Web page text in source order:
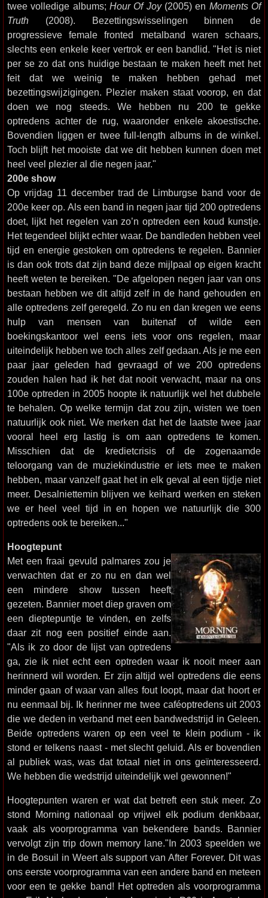
twee volledige albums; Hour Of Joy(2005) en Moments Of
Truth (2008). Bezettingswisselingen binnen de
progressieve female fronted metalband waren schaars,
slechts een enkele keer vertrok er een bandlid. "Het is niet
per se zo dat ons huidige bestaan te maken heeft met het
feit dat we weinig te maken hebben gehad met
bezettingswijzigingen. Plezier maken staat voorop, en dat
doen we nog steeds. We hebben nu 200 te gekke
optredens achter de rug, waaronder enkele akoestische.
Bovendien liggen er twee full-length albums in de winkel.
Toch blijft het mooiste dat we dit hebben kunnen doen met
heel veel plezier al die negen jaar."
200e show
Op vrijdag 11 december trad de Limburgse band voor de
200e keer op. Als een band in negen jaar tijd 200 optredens
doet, lijkt het regelen van zo’n optreden een koud kunstje.
Het tegendeel blijkt echter waar. De bandleden hebben veel
tijd en energie gestoken om optredens te regelen. Bannier
is dan ook trots dat zijn band deze mijlpaal op eigen kracht
heeft weten te bereiken. "De afgelopen negen jaar van ons
bestaan hebben we dit altijd zelf in de hand gehouden en
alle optredens zelf geregeld. Zo nu en dan kregen we eens
hulp van mensen van buitenaf of wilde een
boekingskantoor wel eens iets voor ons regelen, maar
uiteindelijk hebben we toch alles zelf gedaan. Als je me een
paar jaar geleden had gevraagd of we 200 optredens
zouden halen had ik het dat nooit verwacht, maar na ons
100e optreden in 2005 hoopte ik natuurlijk wel het dubbele
te behalen. Op welke termijn dat zou zijn, wisten we toen
natuurlijk ook niet. We merken dat het de laatste twee jaar
vooral heel erg lastig is om aan optredens te komen.
Misschien dat de kredietcrisis of de zogenaamde
teloorgang van de muziekindustrie er iets mee te maken
hebben, maar vanzelf gaat het in elk geval al een tijdje niet
meer. Desalniettemin blijven we keihard werken en steken
we er heel veel tijd in en hopen we natuurlijk die 300
optredens ook te bereiken..."
Hoogtepunt
Met een fraai gevuld palmares zou je
verwachten dat er zo nu en dan wel
een mindere show tussen heeft
gezeten. Bannier moet diep graven om
een dieptepuntje te vinden, en zelfs
daar zit nog een positief einde aan.
"Als ik zo door de lijst van optredens
ga, zie ik niet echt een optreden waar ik nooit meer aan
herinnerd wil worden. Er zijn altijd wel optredens die eens
minder gaan of waar van alles fout loopt, maar dat hoort er
nu eenmaal bij. Ik herinner me twee caféoptredens uit 2003
die we deden in verband met een bandwedstrijd in Geleen.
Beide optredens waren op een veel te klein podium - ik
stond er telkens naast - met slecht geluid. Als er bovendien
al publiek was, was dat totaal niet in ons geïnteresseerd.
We hebben die wedstrijd uiteindelijk wel gewonnen!"
Hoogtepunten waren er wat dat betreft een stuk meer. Zo
stond Morning nationaal op vrijwel elk podium denkbaar,
vaak als voorprogramma van bekendere bands. Bannier
vervolgt zijn trip down memory lane."In 2003 speelden we
in de Bosuil in Weert als support van After Forever. Dit was
ons eerste voorprogramma van een andere band en meteen
voor een te gekke band! Het optreden als voorprogramma